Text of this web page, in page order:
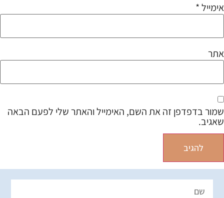
אימייל*
אתר
שמור בדפדפן זה את השם, האימייל והאתר שלי לפעם הבאה
שאגיב.